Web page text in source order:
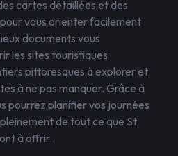
cartes détaillées et des
vous orienter facilement
documents vous
les sites touristiques
pittoresques à explorer et
à ne pas manquer. Grâce à
pourrez planifier vos journées
de tout ce que St
à offrir.